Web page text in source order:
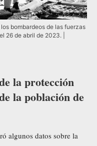
bombardeos de las fuerzas
26 de abril de 2023. |
la protección
la población de
algunos datos sobre la